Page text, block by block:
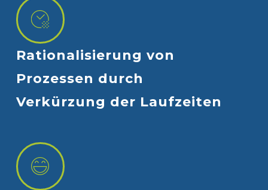
Rationalisierung von
Prozessen durch
Verkürzung der Laufzeiten